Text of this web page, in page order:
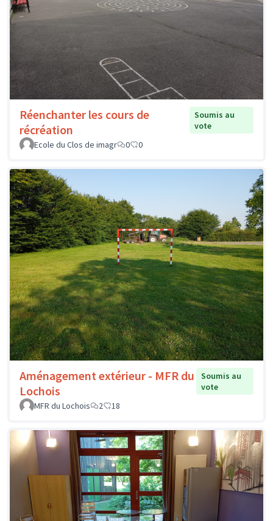
Réenchanter les cours de
récréation
Soumis au
vote
Ecole du Clos de imagr
0 0
Aménagement extérieur - MFR du
Lochois
Soumis au
vote
MFR du Lochois
2 18